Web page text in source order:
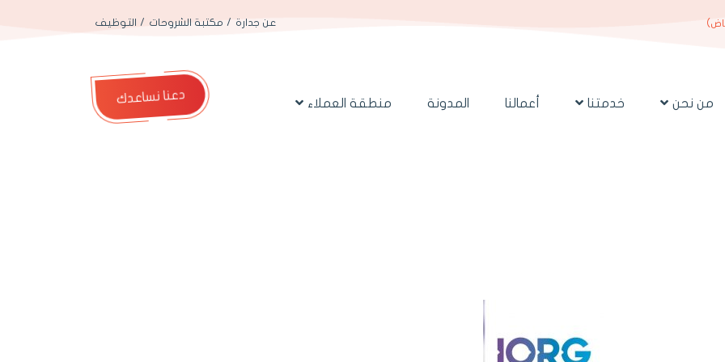
عن جدارة مكتبة الشروحات التوظيف
من نحن خدمتنا أعمالنا المدونة منطقة العملاء دعنا نساعدك